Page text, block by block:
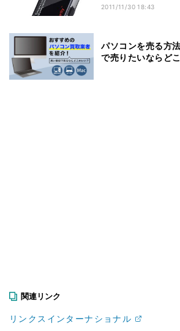
2011/11/30 18:43
パソコンを売る方
で売りたいならど
関連リンク
リンクスインターナショナル